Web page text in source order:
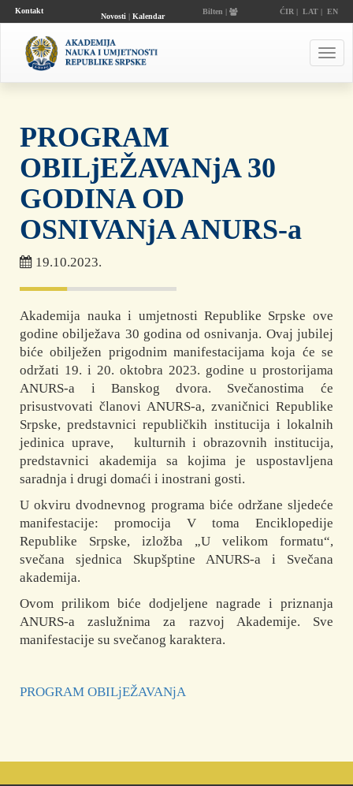
Kontakt
Novosti| Kalendar
Bilten | ĆIR | LAT| EN
PROGRAM
OBILjEŽAVANjA 30
GODINA OD
OSNIVANjA ANURS-a
19.10.2023.
Akademija nauka i umjetnosti Republike Srpske ove
godine obilježava 30 godina od osnivanja. Ovaj jubilej
biće obilježen prigodnim manifestacijama koja će se
održati 19. i 20. oktobra 2023. godine u prostorijama
ANURS-a i Banskog dvora. Svečanostima će
prisustvovati članovi ANURS-a, zvaničnici Republike
Srpske, predstavnici republičkih institucija i lokalnih
jedinica uprave, kulturnih i obrazovnih institucija,
predstavnici akademija sa kojima je uspostavljena
saradnja i drugi domaći i inostrani gosti.
U okviru dvodnevnog programa biće održane sljedeće
manifestacije: promocija V toma Enciklopedije
Republike Srpske, izložba „U velikom formatu“,
svečana sjednica Skupšptine ANURS-a i Svečana
akademija.
Ovom prilikom biće dodjeljene nagrade i priznanja
ANURS-a zaslužnima za razvoj Akademije. Sve
manifestacije su svečanog karaktera.
PROGRAM OBILjEŽAVANjA